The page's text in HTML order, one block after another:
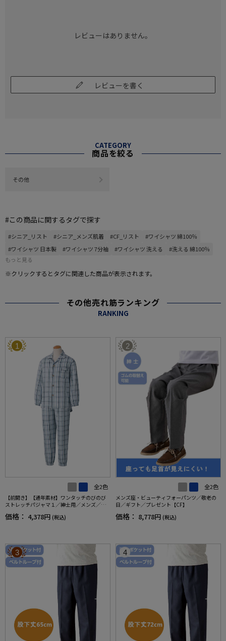
レビューはありません。
レビューを書く
CATEGORY
商品を絞る
その他
#この商品に関するタグで探す
#シニア_リスト #シニア_メンズ肌着 #CF_リスト
#ワイシャツ 綿100％
#ワイシャツ 日本製
#ワイシャツ 7分袖 #ワイシャツ 洗える
#洗える 綿100％
もっと見る
※クリックするとタグに関連した商品が表示されます。
その他売れ筋ランキング
RANKING
1
全2色
【前開き】【通年素材】ワンタッチのびのび
ストレッチパジャマ１／紳士用／メンズ／高
齢者／シニア／名前記入欄付／後ろ長め／ギ
フト／プレゼント【CF】
価格： 4,378円 (税込)
2
全2色
メンズ座・ビューティフォーパンツ／敬老の
日／ギフト／プレゼント【CF】
価格： 8,778円 (税込)
3 4